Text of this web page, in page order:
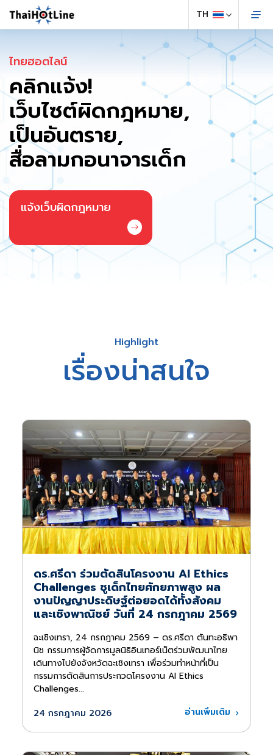
ไทยฮอตไลน์
คลิกแจ้ง!
เว็บไซต์ผิดกฎหมาย,
เป็นอันตราย,
สื่อลามกอนาจารเด็ก
แจ้งเว็บผิดกฎหมาย
Highlight
เรื่องน่าสนใจ
ดร.ศรีดา ร่วมตัดสินโครงงาน AI Ethics
Challenges ชูเด็กไทยศักยภาพสูง ผล
งานปัญญาประดิษฐ์ต่อยอดได้ทั้งสังคม
และเชิงพาณิชย์ วันที่ 24 กรกฎาคม 2569
ฉะเชิงเทรา, 24 กรกฎาคม 2569 – ดร.ศรีดา ตันทะอธิพา
นิช กรรมการผู้จัดการมูลนิธิอินเทอร์เน็ตร่วมพัฒนาไทย
เดินทางไปยังจังหวัดฉะเชิงเทรา เพื่อร่วมทำหน้าที่เป็น
กรรมการตัดสินการประกวดโครงงาน AI Ethics
Challenges...
24 กรกฎาคม 2026
อ่านเพิ่มเติม